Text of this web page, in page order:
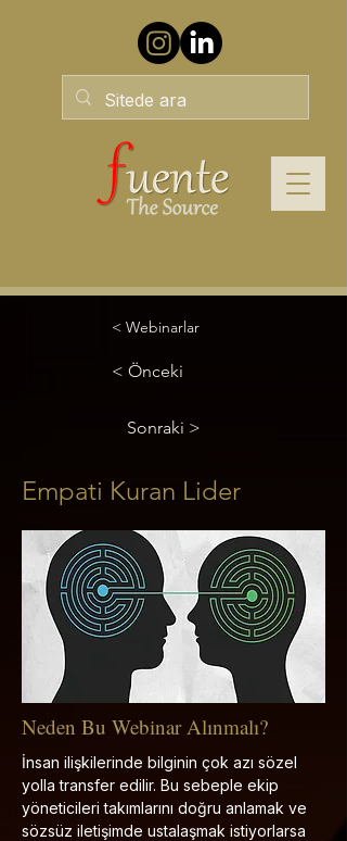
< Webinarlar
< Önceki
Sonraki >
Empati Kuran Lider
Neden Bu Webinar Alınmalı?
İnsan ilişkilerinde bilginin çok azı sözel
yolla transfer edilir. Bu sebeple ekip
yöneticileri takımlarını doğru anlamak ve
sözsüz iletişimde ustalaşmak istiyorlarsa